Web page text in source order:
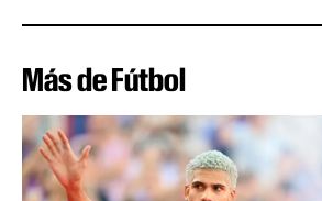
Más de Fútbol